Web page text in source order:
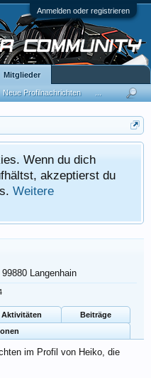
Anmelden oder registrieren
Wenn du dich
akzeptierst du
Weitere
99880 Langenhain
Aktivitäten
Beiträge
im Profil von Heiko, die
Mitglieder
Neue Profilnachrichten